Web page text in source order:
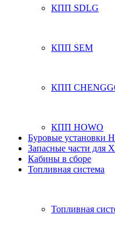
КПП SDLG
КПП SEM
КПП
КПП HOWO
Буровые установки
Запасные части для
Кабины в сборе
Топливная система
Топливная